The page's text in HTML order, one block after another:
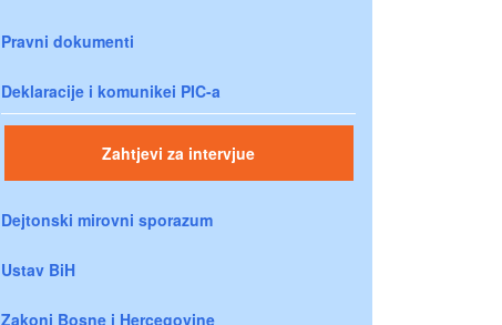
Pravni dokumenti
Deklaracije i komunikei PIC-a
Zahtjevi za intervjue
Dejtonski mirovni sporazum
Ustav BiH
Zakoni Bosne i Hercegovine